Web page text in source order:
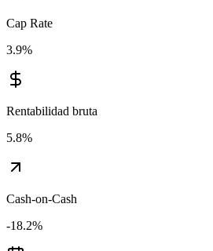
Cap Rate
3.9%
Rentabilidad bruta
5.8%
Cash-on-Cash
-18.2%